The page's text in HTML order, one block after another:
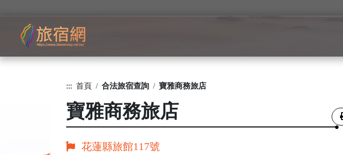
::: 首頁 合法旅宿查詢 寶雅商務旅店
寶雅商務旅店
花蓮縣旅館117號